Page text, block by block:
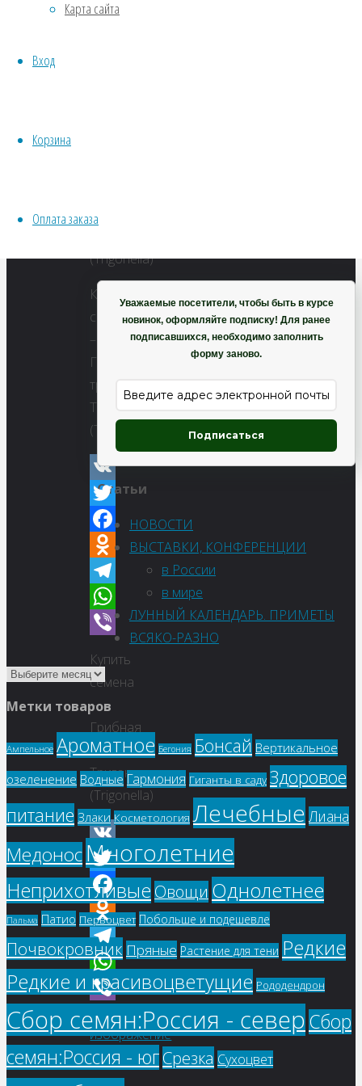
Карта сайта
Вход
Корзина
Оплата заказа
940
Купить
семена
–
Грибная
трава,
Тригонелла
(Trigonella)
VK
Twitter
Facebook
Odnoklassniki
Telegram
WhatsApp
Купить
семена
–
Грибная
трава,
Тригонелла
(Trigonella)
VK
Twitter
Facebook
Odnoklassniki
Telegram
WhatsApp
Viber
Предыдущее
изображение
Хвойники
ИНСТРУМЕНТЫ, ОБОРУДОВАНИЕ
Уважаемые посетители, чтобы быть в курсе
новинок, оформляйте подписку! Для ранее
подписавшихся, необходимо заполнить
форму заново.
Подписаться
Статьи
НОВОСТИ
ВЫСТАВКИ, КОНФЕРЕНЦИИ
в России
в мире
ЛУННЫЙ КАЛЕНДАРЬ. ПРИМЕТЫ
ВСЯКО-РАЗНО
Метки товаров
Ампельное Ароматное Бегония Бонсай Вертикальное
озеленение Водные Гармония Гиганты в саду Здоровое
питание Злаки Косметология Лечебные Лиана
МедоносМноголетние
Неприхотливые Овощи Однолетнее
Пальма Патио Первоцвет Побольше и подешевле
Почвокровник Пряные Растение для тени Редкие
Редкие и красивоцветущие Рододендрон
Сбор семян:Россия - северСбор
семян:Россия - югСрезка Сухоцвет